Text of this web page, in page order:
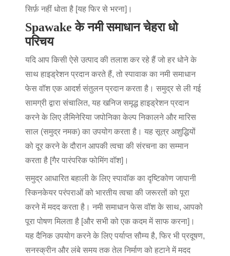
सिर्फ़ नहीं धोता है [यह फिर से भरना]।
Spawake के नमी समाधान चेहरा धो
परिचय
यदि आप किसी ऐसे उत्पाद की तलाश कर रहे हैं जो हर धोने के
साथ हाइड्रेशन प्रदान करते हैं, तो स्पावाक का नमी समाधान
फेस वॉश एक आदर्श संतुलन प्रदान करता है। समुद्र से ली गई
सामग्री द्वारा संचालित, यह खनिज समृद्ध हाइड्रेशन प्रदान
करने के लिए लैमिनेरिया जपोनिका केल्प निकालने और मारिस
साल (समुद्र नमक) का उपयोग करता है। यह सूत्र अशुद्धियों
को दूर करने के दौरान आपकी त्वचा की संरचना का सम्मान
करता है [गैर पारंपरिक फोमिंग वॉश]।
समुद्र आधारित बहाली के लिए स्पावॉक का दृष्टिकोण जापानी
स्किनकेयर परंपराओं को भारतीय त्वचा की जरूरतों को पूरा
करने में मदद करता है। नमी समाधान फेस वॉश के साथ, आपको
पूरा पोषण मिलता है [और सभी को एक कदम में साफ करना]।
यह दैनिक उपयोग करने के लिए पर्याप्त सौम्य है, फिर भी प्रदूषण,
सनस्क्रीन और लंबे समय तक तेल निर्माण को हटाने में मदद